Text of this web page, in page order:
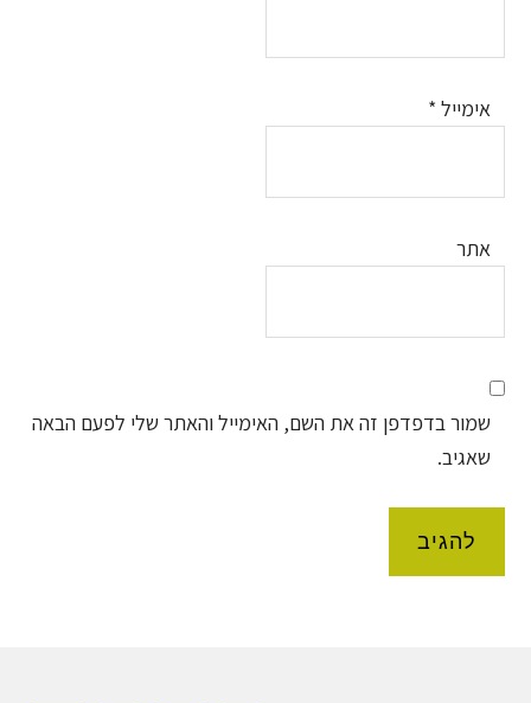
אימייל *
אתר
שמור בדפדפן זה את השם, האימייל והאתר שלי לפעם הבאה
שאגיב.